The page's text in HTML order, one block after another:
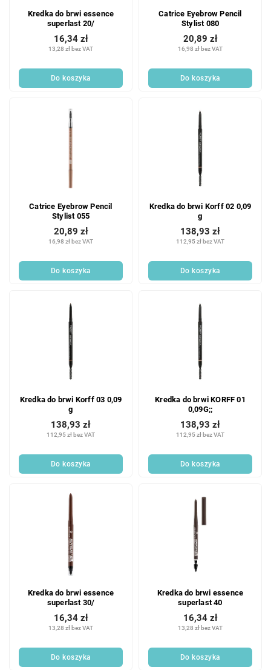
Kredka do brwi essence
superlast 20/
13,28 zł bez VAT
16,34 zł
Do koszyka
Catrice Eyebrow Pencil
Stylist 080
16,98 zł bez VAT
20,89 zł
Do koszyka
Catrice Eyebrow Pencil
Stylist 055
16,98 zł bez VAT
20,89 zł
Do koszyka
Kredka do brwi Korff 02 0,09
g
112,95 zł bez VAT
138,93 zł
Do koszyka
Kredka do brwi Korff 03 0,09
g
112,95 zł bez VAT
138,93 zł
Do koszyka
Kredka do brwi KORFF 01
0,09G;;
112,95 zł bez VAT
138,93 zł
Do koszyka
Kredka do brwi essence
superlast 30/
13,28 zł bez VAT
16,34 zł
Do koszyka
Kredka do brwi essence
superlast 40
13,28 zł bez VAT
16,34 zł
Do koszyka